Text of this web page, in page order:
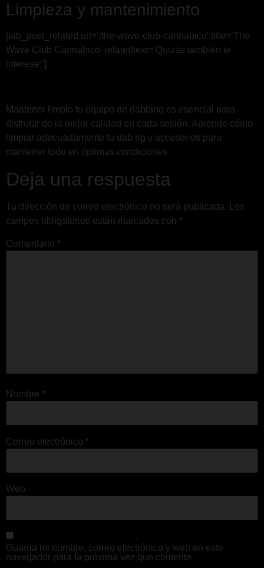
Limpieza y mantenimiento
[aib_post_related url=’/the-wave-club-cannabico’ title=’The
Wave Club Cannábico’ relatedtext=’Quizás también te
interese:’]
Mantener limpio tu equipo de dabbing es esencial para
disfrutar de la mejor calidad en cada sesión. Aprende cómo
limpiar adecuadamente tu dab rig y accesorios para
mantener todo en óptimas condiciones.
Deja una respuesta
Tu dirección de correo electrónico no será publicada.
Los
campos obligatorios están marcados con *
Comentario *
Nombre *
Correo electrónico *
Web
Guarda mi nombre, correo electrónico y web en este
navegador para la próxima vez que comente.